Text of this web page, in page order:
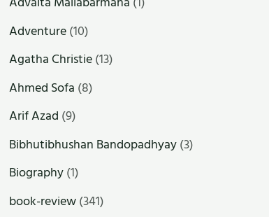
Adventure(10)
Agatha Christie(13)
Ahmed Sofa (8)
Arif Azad (9)
Bibhutibhushan Bandopadhyay(3)
Biography(1)
book-review(341)